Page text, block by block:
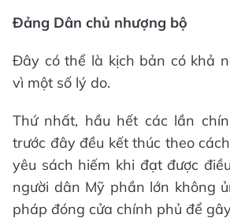
Đảng Dân chủ nhượng bộ
Đây có thể là kịch bản có khả
vì một số lý do.
Thứ nhất, hầu hết các lần
trước đây đều kết thúc theo
yêu sách hiếm khi đạt được
người dân Mỹ phần lớn không
pháp đóng cửa chính phủ để